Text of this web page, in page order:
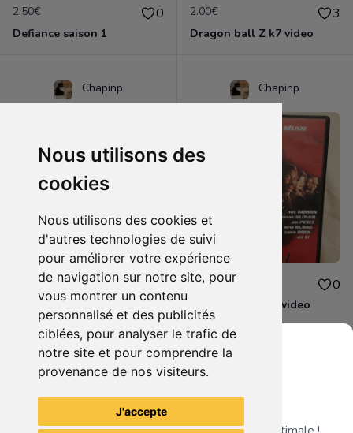
Nous utilisons des
cookies
Nous utilisons des cookies et
d'autres technologies de suivi
pour améliorer votre expérience
de navigation sur notre site, pour
vous montrer un contenu
personnalisé et des publicités
ciblées, pour analyser le trafic de
notre site et pour comprendre la
provenance de nos visiteurs.
J'accepte
2.50€ 0
Defiance saison 1
2.00€ 3
Dragon ball Z k7 video
Chapinp
5.00€ 0
Idiana jones k7 video
Chapinp
2.50€ 0
L'arme fatal 4 k7 video
Voir tous les articles du vendeur
Grenier du Geek